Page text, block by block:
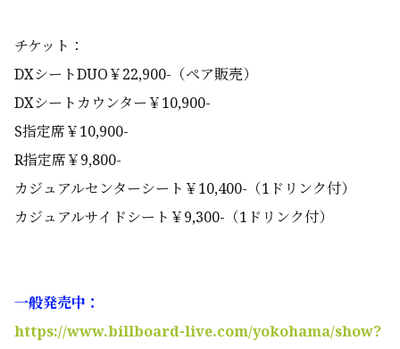
チケット：
DXシートDUO￥22,900-（ペア販売）
DXシートカウンター￥10,900-
S指定席￥10,900-
R指定席￥9,800-
カジュアルセンターシート￥10,400-（1ドリンク付）
カジュアルサイドシート￥9,300-（1ドリンク付）
一般発売中 ：
https://www.billboard-live.com/yokohama/show?